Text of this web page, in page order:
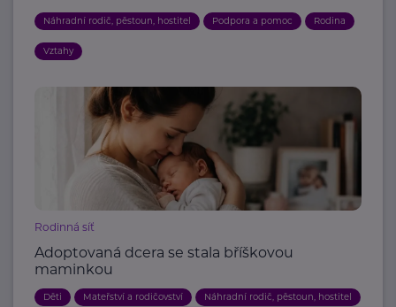
Náhradní rodič, pěstoun, hostitel Podpora a pomoc Rodina
Vztahy
Rodinná síť
Adoptovaná dcera se stala bříškovou
maminkou
Děti Mateřství a rodičovství Náhradní rodič, pěstoun, hostitel